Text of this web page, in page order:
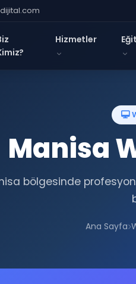
Hizmetler
Manisa
bölgesinde
Ana Sayfa